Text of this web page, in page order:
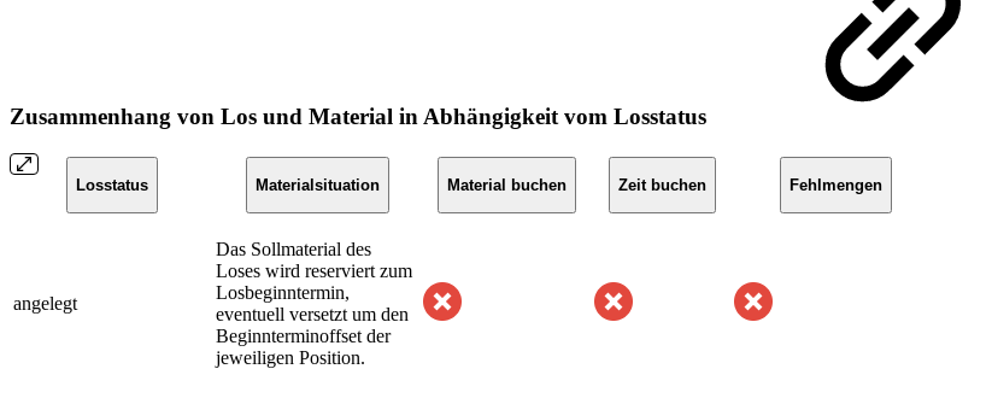
Zusammenhang von Los und Material in Abhängigkeit vom Losstatus
Losstatus Materialsituation Material buchen Zeit buchen Fehlmengen
angelegt
Das Sollmaterial des
Loses wird reserviert zum
Losbeginntermin,
eventuell versetzt um den
Beginnterminoffset der
jeweiligen Position.